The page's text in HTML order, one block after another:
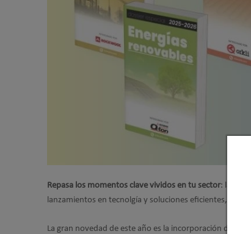
Repasa los momentos clave vividos en tu sector: la
lanzamientos en tecnolgía y soluciones eficientes,
La gran novedad de este año es la incorporación de un